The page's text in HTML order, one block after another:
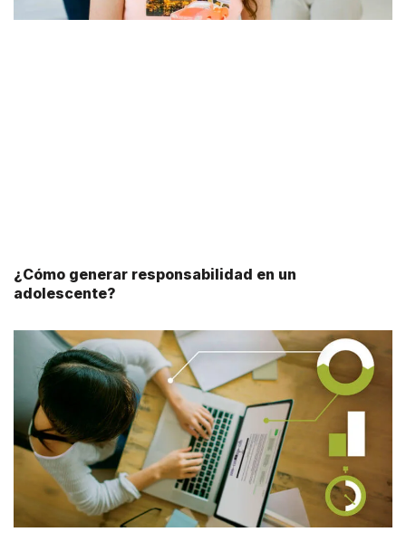
¿Cómo generar responsabilidad en un
adolescente?